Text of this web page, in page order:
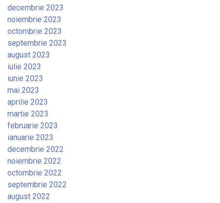
decembrie 2023
noiembrie 2023
octombrie 2023
septembrie 2023
august 2023
iulie 2023
iunie 2023
mai 2023
aprilie 2023
martie 2023
februarie 2023
ianuarie 2023
decembrie 2022
noiembrie 2022
octombrie 2022
septembrie 2022
august 2022